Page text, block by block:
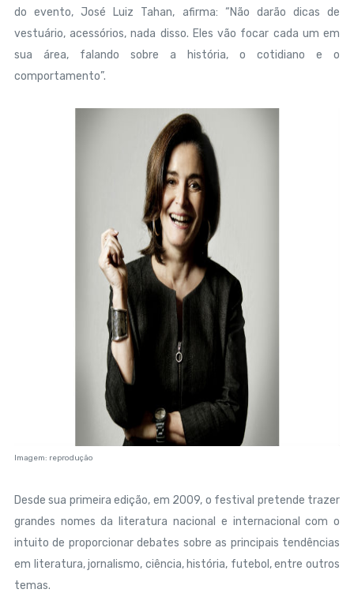
do evento, José Luiz Tahan, afirma: “Não darão dicas de
vestuário, acessórios, nada disso. Eles vão focar cada um em
sua área, falando sobre a história, o cotidiano e o
comportamento”.
Imagem: reprodução
Desde sua primeira edição, em 2009, o festival pretende trazer
grandes nomes da literatura nacional e internacional com o
intuito de proporcionar debates sobre as principais tendências
em literatura, jornalismo, ciência, história, futebol, entre outros
temas.